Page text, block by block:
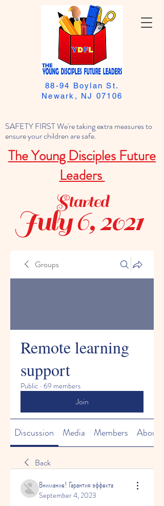
SAFETY FIRST We're taking extra measures to
ensure your children are safe.
The Young Disciples Future
Leaders
88-94 Boylan St.
Newark, NJ 07106
July 6, 2021
Started
Groups
Remote learning
support
Public · 69 members
Join
Discussion Media Members About
Back
Внимание! Гарантия эффекта
September 4, 2023